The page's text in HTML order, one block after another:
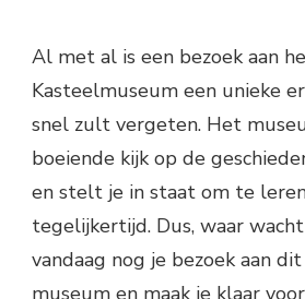
Al met al is een bezoek aan
Kasteelmuseum een unieke
snel zult vergeten. Het
boeiende kijk op de
en stelt je in staat om te
tegelijkertijd. Dus, waar
vandaag nog je bezoek aan
museum en maak je klaar